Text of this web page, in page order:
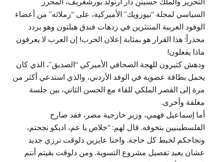
السياسي لمجلة “نيوزويك” الأميركية، على “زملائه” من أعضاء
الوفود العربية المنتثرين في ردهات فندق هيلتون وهو يردد
محذراً: هذا القرار هو بمثابة إعلان الحرب! إن العرب لا يعرفون
ماذا يفعلون!
ودهش كثيرون للهجة الصحافي الأميركي “الصديق”، الذي كان
يحمل بطاقة عضوية في الوفد الأردني، والذي استدعي أكثر من
مرة إلى القصر الملكي للقاء مع الحسن الثاني، بين جلسة
مغلقة وأخرى.
أما إسماعيل فهمي، وزير خارجية مصر، فقد صارح
الفلسطينيين بتخوفه. قال لهم: “خلاص يا عم، اديكو نجحتم،
ونجاحكم لخبط كل حاجة. واحنا عايزين دلوقت ترزي جديد
عشان يعيد تفصيل مشروع التسوية. ومن دلوقت بقيتم أنتم